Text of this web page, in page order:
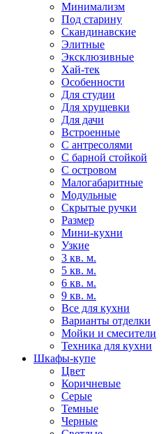
Минимализм
Под старину
Скандинавские
Элитные
Эксклюзивные
Хай-тек
Особенности
Для студии
Для хрущевки
Для дачи
Встроенные
С антресолями
С барной стойкой
С островом
Малогабаритные
Модульные
Скрытые ручки
Размер
Мини-кухни
Узкие
3 кв. м.
5 кв. м.
6 кв. м.
9 кв. м.
Все для кухни
Варианты отделки
Мойки и смесители
Техника для кухни
Шкафы-купе
Цвет
Коричневые
Серые
Темные
Черные